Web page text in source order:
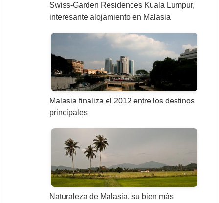
Swiss-Garden Residences Kuala Lumpur,
interesante alojamiento en Malasia
Malasia finaliza el 2012 entre los destinos
principales
Naturaleza de Malasia, su bien más